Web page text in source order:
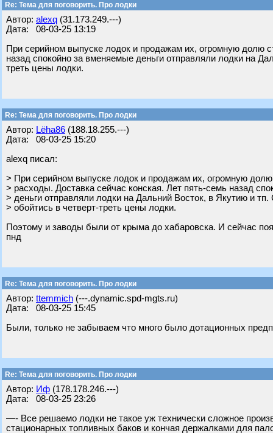
Re: Тема для поговорить. Про лодки
Автор: alexq (31.173.249.---)
Дата: 08-03-25 13:19
При серийном выпуске лодок и продажам их, огромную долю
назад спокойно за вменяемые деньги отправляли лодки на
треть цены лодки.
Re: Тема для поговорить. Про лодки
Автор: Lёha86 (188.18.255.---)
Дата: 08-03-25 15:20
alexq писал:
> При серийном выпуске лодок и продажам их, огромную
> расходы. Доставка сейчас конская. Лет пять-семь назад
> деньги отправляли лодки на Дальний Восток, в Якутию и
> обойтись в четверт-треть цены лодки.
Поэтому и заводы были от крыма до хабаровска. И сейчас
пнд
Re: Тема для поговорить. Про лодки
Автор: ttemmich (---.dynamic.spd-mgts.ru)
Дата: 08-03-25 15:45
Были, только не забываем что много было дотационных
Re: Тема для поговорить. Про лодки
Автор: Иф (178.178.246.---)
Дата: 08-03-25 23:26
—- Все решаемо лодки не такое уж технически сложное
стационарных топливных баков и кончая держалками для